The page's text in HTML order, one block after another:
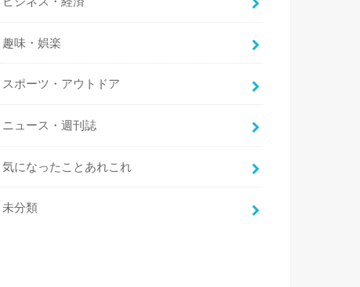
趣味・娯楽
スポーツ・アウトドア
ニュース・週刊誌
気になったことあれこれ
未分類